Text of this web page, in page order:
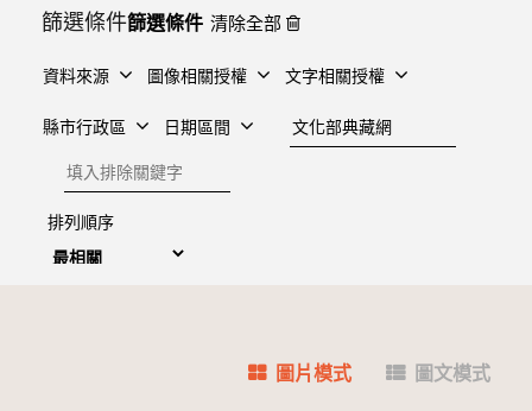
篩選條件
清除全部
資料來源 圖像相關授權 文字相關授權
縣市行政區 日期區間
建檔單位
排除關鍵字
排列順序
圖片模式 圖文模式